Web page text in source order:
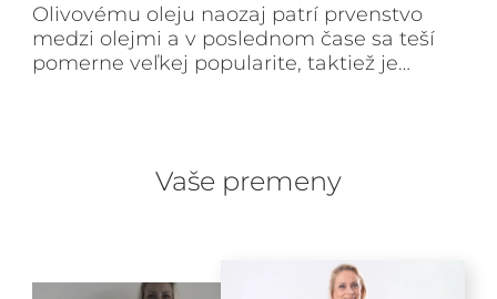
Olivovému oleju naozaj patrí prvenstvo
medzi olejmi a v poslednom čase sa teší
pomerne veľkej popularite, taktiež je…
Vaše premeny